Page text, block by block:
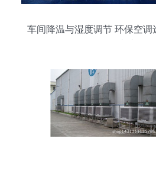
车间降温与湿度调节 环保空调